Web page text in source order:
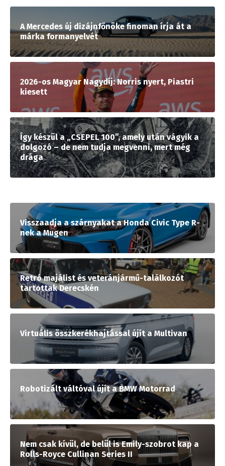
A Mercedes új dizájnfőnöke finoman írja át a
márka formanyelvét
2026-os Magyar Nagydíj: Norris nyert, Piastri
kiesett
Így készül a „CSEPEL 100”, amely után vágyik a
dolgozó – de nem tudja megvenni, mert még
drága
Visszaadja a szárnyakat a Honda Civic Type R-
nek a Mugen
Retró majálist és veteránjármű-találkozót
tartottak Derecskén
Virtuális összkerékhajtással újít a Multivan
Robotizált váltóval újít a BMW Motorrad
Nem csak kívül, de belül is Emily-szobrot kap a
Rolls-Royce Cullinan Series II